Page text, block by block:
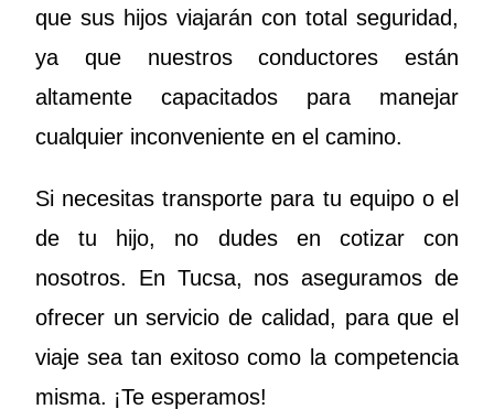
que sus hijos viajarán con total seguridad,
ya que nuestros conductores están
altamente capacitados para manejar
cualquier inconveniente en el camino.
Si necesitas transporte para tu equipo o el
de tu hijo, no dudes en cotizar con
nosotros. En Tucsa, nos aseguramos de
ofrecer un servicio de calidad, para que el
viaje sea tan exitoso como la competencia
misma. ¡Te esperamos!